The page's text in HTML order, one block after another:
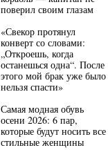
поверил своим глазам
«Свекор протянул
конверт со словами:
„Откроешь, когда
останешься одна“. После
этого мой брак уже было
нельзя спасти»
Самая модная обувь
осени 2026: 6 пар,
которые будут носить все
стильные женщины